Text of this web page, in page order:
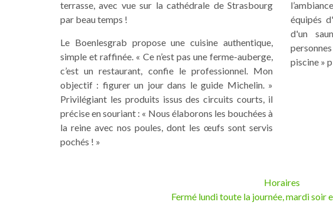
terrasse, avec vue sur la cathédrale de Strasbourg
par beau temps !
Le Boenlesgrab propose une cuisine authentique,
simple et raffinée. « Ce n’est pas une ferme-auberge,
c’est un restaurant, confie le professionnel. Mon
objectif : figurer un jour dans le guide Michelin. »
Privilégiant les produits issus des circuits courts, il
précise en souriant : « Nous élaborons les bouchées à
la reine avec nos poules, dont les œufs sont servis
pochés ! »
équipés
d'un
piscine »
Horaires
Fermé lundi toute la journée, mardi soir